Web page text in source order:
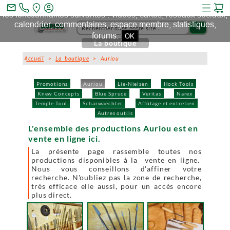
search
Promotions Auriou Lie-Nielsen
Hock Tools
Knew Concepts
Blue Spruce Veritas
Narex
Temple Tool
Scharwaechter
Affûtage et entretien
Autres outils
La boutique
Accueil >La boutique > Auriou
L'ensemble des productions Auriou est en
vente en ligne ici.
La présente page rassemble toutes nos
productions disponibles à la vente en ligne.
Nous vous conseillons d'affiner votre
recherche. N'oubliez pas la zone de recherche,
très efficace elle aussi, pour un accès encore
plus direct.
mail_outline
Ce site et des sites tiers qu'il utilise collectent des cookies pour
les fonctionnalités suivantes : vidéos, cartes, réseaux sociaux,
calendrier, commentaires, espace membre, statistiques,
forums. OK